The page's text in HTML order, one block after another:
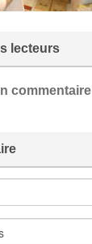
lecteurs
commentaire